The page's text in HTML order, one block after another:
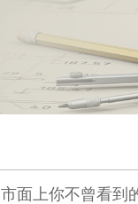
市面上你不曾看到